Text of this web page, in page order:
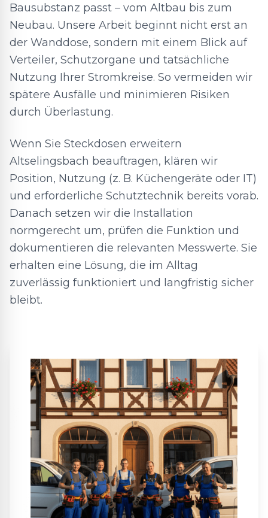
Bausubstanz passt – vom Altbau bis zum
Neubau. Unsere Arbeit beginnt nicht erst an
der Wanddose, sondern mit einem Blick auf
Verteiler, Schutzorgane und tatsächliche
Nutzung Ihrer Stromkreise. So vermeiden wir
spätere Ausfälle und minimieren Risiken
durch Überlastung.
Wenn Sie Steckdosen erweitern
Altselingsbach beauftragen, klären wir
Position, Nutzung (z. B. Küchengeräte oder IT)
und erforderliche Schutztechnik bereits vorab.
Danach setzen wir die Installation
normgerecht um, prüfen die Funktion und
dokumentieren die relevanten Messwerte. Sie
erhalten eine Lösung, die im Alltag
zuverlässig funktioniert und langfristig sicher
bleibt.